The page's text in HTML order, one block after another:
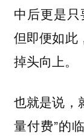
中后更是只
但即便如此
掉头向上。
也就是说，
量付费”的